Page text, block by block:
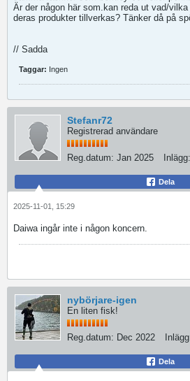
Är der någon här som.kan reda ut vad/
deras produkter tillverkas? Tänker då på
// Sadda
Taggar: Ingen
Stefanr72
Registrerad användare
Reg.datum: Jan 2025 Inlägg:
Dela
2025-11-01, 15:29
Daiwa ingår inte i någon koncern.
nybörjare-igen
En liten fisk!
Reg.datum: Dec 2022
Dela